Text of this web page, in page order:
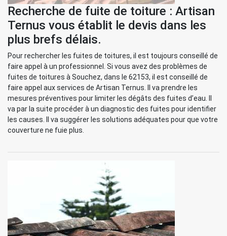
Recherche de fuite de toiture : Artisan
Ternus vous établit le devis dans les
plus brefs délais.
Pour rechercher les fuites de toitures, il est toujours conseillé de
faire appel à un professionnel. Si vous avez des problèmes de
fuites de toitures à Souchez, dans le 62153, il est conseillé de
faire appel aux services de Artisan Ternus. Il va prendre les
mesures préventives pour limiter les dégâts des fuites d’eau. Il
va par la suite procéder à un diagnostic des fuites pour identifier
les causes. Il va suggérer les solutions adéquates pour que votre
couverture ne fuie plus.